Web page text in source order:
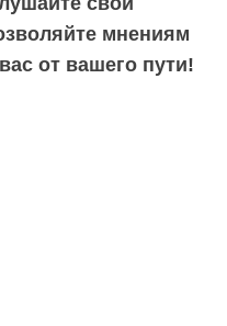
мнениям
от вашего пути!